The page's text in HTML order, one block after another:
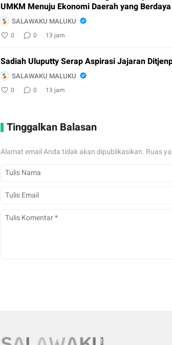
UMKM Menuju Ekonomi Daerah yang
SALAWAKU MALUKU
0 0 13 jam
Sadiah Uluputty Serap Aspirasi Jajaran
SALAWAKU MALUKU
0 0 13 jam
Tinggalkan Balasan
Alamat email Anda tidak akan dipublikasikan. Ruas